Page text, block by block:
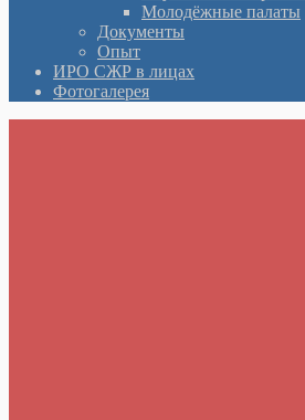
Молодёжные палаты
Документы
Опыт
ИРО СЖР в лицах
Фотогалерея